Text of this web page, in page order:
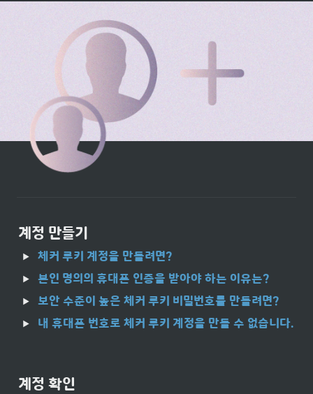
계정 만들기
체커 루키 계정을 만들려면?
본인 명의의 휴대폰 인증을 받아야 하는 이유는?
보안 수준이 높은 체커 루키 비밀번호를 만들려면?
내 휴대폰 번호로 체커 루키 계정을 만들 수 없습니다.
계정 확인